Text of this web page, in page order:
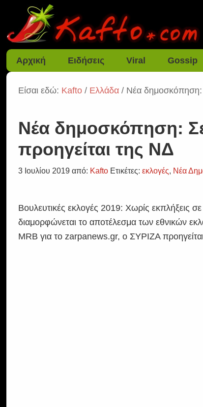
Αρχική Ειδήσεις Viral Gossip
Είσαι εδώ: Kafto / Ελλάδα / Νέα δημοσκόπηση:
Νέα δημοσκόπηση:
προηγείται της ΝΔ
3 Ιουλίου 2019 από: Kafto Ετικέτες:εκλογές, Νέα
Βουλευτικές εκλογές 2019: Χωρίς εκπλήξεις
διαμορφώνεται το αποτέλεσμα των εθνικών
MRB για το zarpanews.gr, ο ΣΥΡΙΖΑ